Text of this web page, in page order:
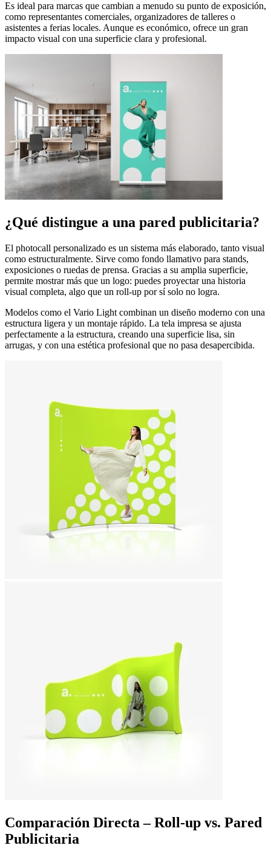
Es ideal para marcas que cambian a menudo su punto de exposición,
como representantes comerciales, organizadores de talleres o
asistentes a ferias locales. Aunque es económico, ofrece un gran
impacto visual con una superficie clara y profesional.
¿Qué distingue a una pared publicitaria?
El photocall personalizado es un sistema más elaborado, tanto visual
como estructuralmente. Sirve como fondo llamativo para stands,
exposiciones o ruedas de prensa. Gracias a su amplia superficie,
permite mostrar más que un logo: puedes proyectar una historia
visual completa, algo que un roll-up por sí solo no logra.
Modelos como el Vario Light combinan un diseño moderno con una
estructura ligera y un montaje rápido. La tela impresa se ajusta
perfectamente a la estructura, creando una superficie lisa, sin
arrugas, y con una estética profesional que no pasa desapercibida.
Comparación Directa – Roll-up vs. Pared
Publicitaria